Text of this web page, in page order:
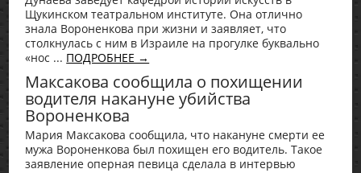
Щукинском театральном институте. Она отлично
знала Вороненкова при жизни и заявляет, что
столкнулась с ним в Израиле на прогулке буквально
«нос ... ПОДРОБНЕЕ →
Максакова сообщила о похищении
водителя накануне убийства
Вороненкова
Мария Максакова сообщила, что накануне смерти ее
мужа Вороненкова был похищен его водитель. Такое
заявление оперная певица сделала в интервью